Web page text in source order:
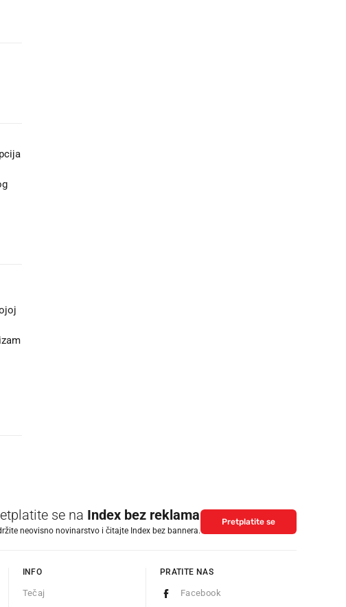
se na Index bez reklama
neovisno novinarstvo i čitajte Index bez bannera.
Pretplatite se
INFO
Tečaj
PRATITE NAS
Facebook